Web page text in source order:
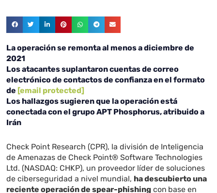
La operación se remonta al menos a diciembre de
2021
Los atacantes suplantaron cuentas de correo
electrónico de contactos de confianza en el formato
de [email protected]
Los hallazgos sugieren que la operación está
conectada con el grupo APT Phosphorus, atribuido a
Irán
Check Point Research (CPR), la división de Inteligencia
de Amenazas de Check Point® Software Technologies
Ltd. (NASDAQ: CHKP), un proveedor líder de soluciones
de ciberseguridad a nivel mundial, ha descubierto una
reciente operación de spear-phishing con base en